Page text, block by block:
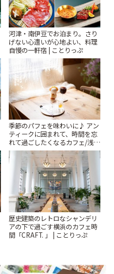
河津・南伊豆でお泊まり。さり
げない心遣いが心地よい、料理
自慢の一軒宿 | ことりっぷ
季節のパフェを味わいに♪ アン
ティークに囲まれて、時間を忘
れて過ごしたくなるカフェ/浅草
「annorum cafe」 | ことりっぷ
歴史建築のレトロなシャンデリ
アの下で過ごす横浜のカフェ時
間「CRAFT. 」 | ことりっぷ